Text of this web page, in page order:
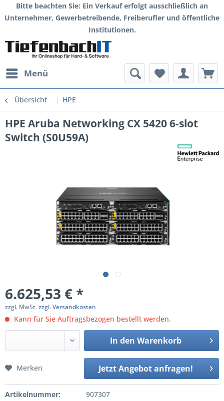
Bitte beachten Sie: Ein Verkauf erfolgt ausschließlich an
Unternehmer, Gewerbetreibende, Freiberufler und öffentliche
Institutionen.
Menü
Übersicht HPE
HPE Aruba Networking CX 5420 6-slot
Switch (S0U59A)
6.625,53 € *
zzgl. MwSt.zzgl. Versandkosten
Kann für Sie Auftragsbezogen bestellt werden.
In den Warenkorb
Jetzt Angebot anfragen!
Merken
Artikelnummer:
907307